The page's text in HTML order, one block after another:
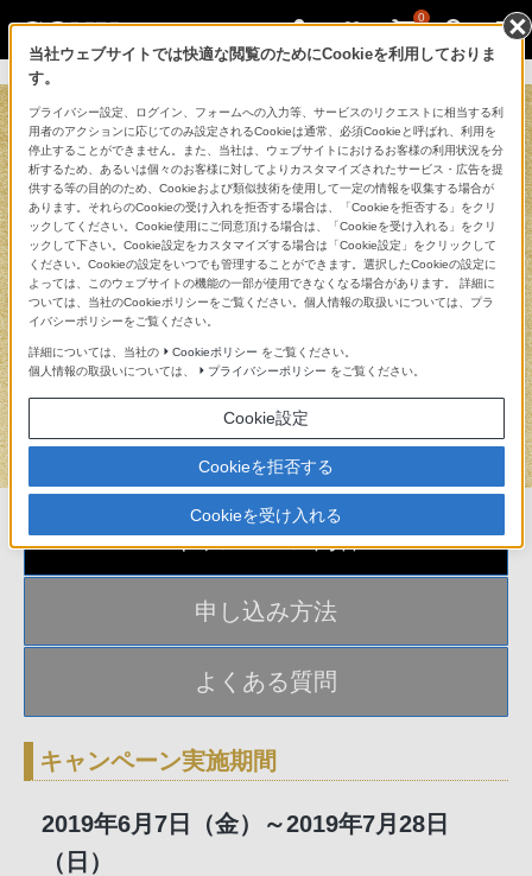
0
キャンペーン内容
申し込み方法
よくある質問
キャンペーン実施期間
2019年6月7日（金）～2019年7月28日
（日）
当社ウェブサイトでは快適な閲覧のためにCookieを利用しておりま
す。
プライバシー設定、ログイン、フォームへの入力等、サービスのリクエストに相当する利
用者のアクションに応じてのみ設定されるCookieは通常、必須Cookieと呼ばれ、利用を
停止することができません。また、当社は、ウェブサイトにおけるお客様の利用状況を分
析するため、あるいは個々のお客様に対してよりカスタマイズされたサービス・広告を提
供する等の目的のため、Cookieおよび類似技術を使用して一定の情報を収集する場合が
あります。それらのCookieの受け入れを拒否する場合は、「Cookieを拒否する」をクリ
ックしてください。Cookie使用にご同意頂ける場合は、「Cookieを受け入れる」をクリ
ックして下さい。Cookie設定をカスタマイズする場合は「Cookie設定」をクリックして
ください。Cookieの設定をいつでも管理することができます。選択したCookieの設定に
よっては、このウェブサイトの機能の一部が使用できなくなる場合があります。 詳細に
ついては、当社のCookieポリシーをご覧ください。個人情報の取扱いについては、プラ
イバシーポリシーをご覧ください。
詳細については、当社の Cookieポリシー をご覧ください。
個人情報の取扱いについては、
プライバシーポリシー をご覧ください。
Cookie設定
Cookieを拒否する
Cookieを受け入れる